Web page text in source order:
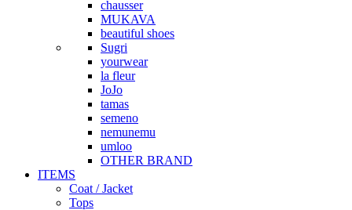
chausser
MUKAVA
beautiful shoes
Sugri
yourwear
la fleur
JoJo
tamas
semeno
nemunemu
umloo
OTHER BRAND
ITEMS
Coat / Jacket
Tops